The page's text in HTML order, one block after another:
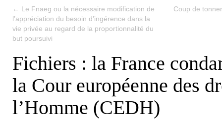
← Le Fnaeg ou la nécessaire modification de
l’appréciation du besoin d’ingérence dans la
vie privée au regard de la proportionnalité du
but poursuivi
Coup de
Fichiers : la France
la Cour européenne des
l’Homme (CEDH)